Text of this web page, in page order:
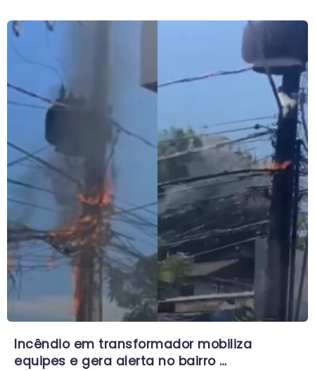
Incêndio em transformador mobiliza
equipes e gera alerta no bairro …